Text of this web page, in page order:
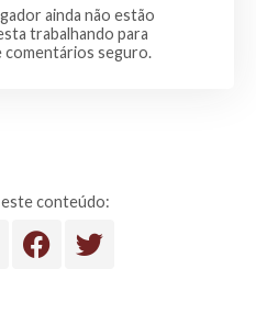
ainda não estão
trabalhando para
comentários seguro.
conteúdo: